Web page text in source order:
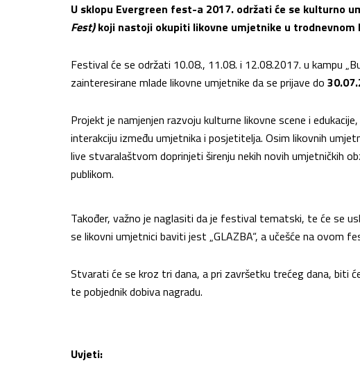
U sklopu Evergreen fest-a 2017. održati će se kulturno
Fest)koji nastoji okupiti likovne umjetnike u trodnevnom
Festival će se održati 10.08., 11.08. i 12.08.2017. u kampu
zainteresirane mlade likovne umjetnike da se prijave do
Projekt je namjenjen razvoju kulturne likovne scene i
interakciju između umjetnika i posjetitelja. Osim likovnih
live stvaralaštvom doprinjeti širenju nekih novih umjetničkih
publikom.
Također, važno je naglasiti da je festival tematski, te će se
se likovni umjetnici baviti jest „GLAZBA“, a učešće na ovom
Stvarati će se kroz tri dana, a pri završetku trećeg dana, biti
te pobjednik dobiva nagradu.
Uvjeti: